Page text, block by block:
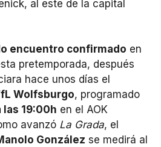
al este de la capital
encuentro confirmado en
pretemporada, después
hace unos días el
Wolfsburgo, programado
las 19:00h en el AOK
avanzó La Grada, el
González se medirá al